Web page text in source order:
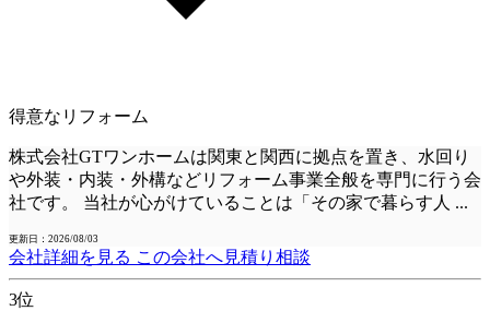
得意なリフォーム
株式会社GTワンホームは関東と関西に拠点を置き、水回り
や外装・内装・外構などリフォーム事業全般を専門に行う会
社です。 当社が心がけていることは「その家で暮らす人 ...
更新日：2026/08/03
会社詳細を見る この会社へ見積り相談
3位